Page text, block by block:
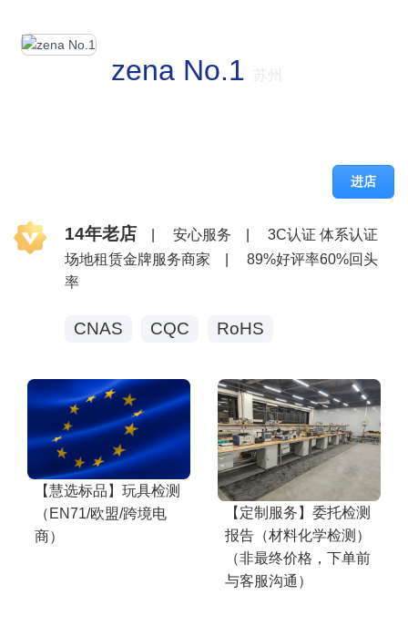
zena No.1 苏州
进店
14年老店 安心服务
3C认证 体系认证
场地租赁金牌服务商家
89%好评率60%回头
率
CNAS CQC RoHS
【慧选标品】玩具检测
（EN71/欧盟/跨境电
商）
【定制服务】委托检测
报告（材料化学检测）
（非最终价格，下单前
与客服沟通）